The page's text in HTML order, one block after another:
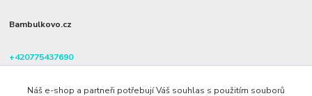
Bambulkovo.cz
+420775437690
Náš e-shop a partneři potřebují Váš souhlas s použitím souborů